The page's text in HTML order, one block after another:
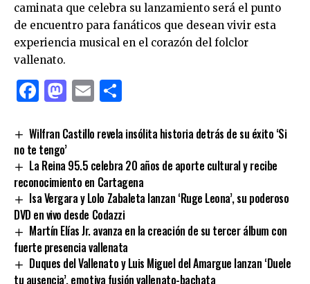
caminata que celebra su lanzamiento será el punto
de encuentro para fanáticos que desean vivir esta
experiencia musical en el corazón del folclor
vallenato.
Facebook
Mastodon
Email
Wilfran Castillo revela insólita historia detrás de su éxito ‘Si
no te tengo’
La Reina 95.5 celebra 20 años de aporte cultural y recibe
reconocimiento en Cartagena
Isa Vergara y Lolo Zabaleta lanzan ‘Ruge Leona’, su poderoso
DVD en vivo desde Codazzi
Martín Elías Jr. avanza en la creación de su tercer álbum con
fuerte presencia vallenata
Duques del Vallenato y Luis Miguel del Amargue lanzan ‘Duele
tu ausencia’, emotiva fusión vallenato-bachata